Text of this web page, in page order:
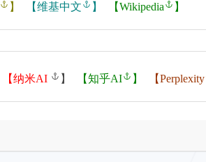
】 【维基中文 】 【Wikipedia 】
【纳米AI 】 【知乎AI 】 【Perplexity